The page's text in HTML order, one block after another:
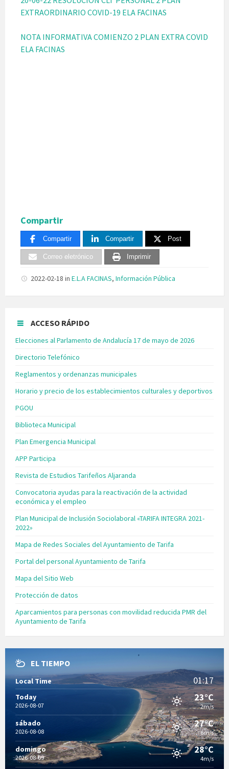
EXTRAORDINARIO COVID-19 ELA FACINAS
NOTA INFORMATIVA COMIENZO 2 PLAN EXTRA COVID
ELA FACINAS
Compartir
Compartir Compartir Post
Correo eletrónico Imprimir
2022-02-18 in E.L.A FACINAS, Información Pública
ACCESO RÁPIDO
Elecciones al Parlamento de Andalucía 17 de mayo de 2026
Directorio Telefónico
Reglamentos y ordenanzas municipales
Horario y precio de los establecimientos culturales y deportivos
PGOU
Biblioteca Municipal
Plan Emergencia Municipal
APP Participa
Revista de Estudios Tarifeños Aljaranda
Convocatoria ayudas para la reactivación de la actividad
económica y el empleo
Plan Municipal de Inclusión Sociolaboral «TARIFA INTEGRA 2021-
2022»
Mapa de Redes Sociales del Ayuntamiento de Tarifa
Portal del personal Ayuntamiento de Tarifa
Mapa del Sitio Web
Protección de datos
Aparcamientos para personas con movilidad reducida PMR del
Ayuntamiento de Tarifa
EL TIEMPO
Local Time 01:17
Today
2026-08-07
23°C
2m/s
sábado
2026-08-08
27°C
6m/s
domingo
2026-08-09
28°C
4m/s